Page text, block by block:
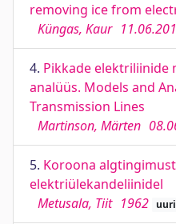
removing ice from
Küngas, Kaur
4. Pikkade elektriliinide
analüüs. Models and
Transmission Lines
Martinson, Märten
5. Koroona
elektriülekandeliinidel
Metusala, Tiit 1962